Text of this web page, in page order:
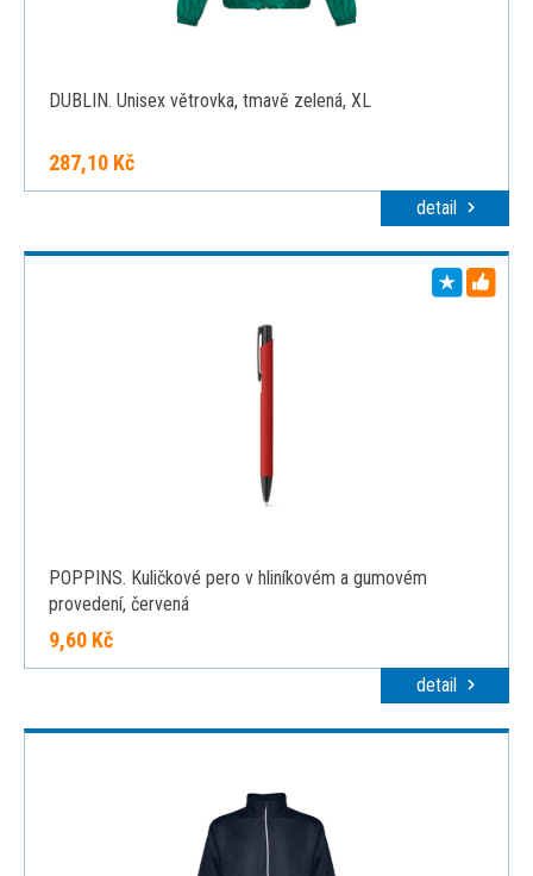
DUBLIN. Unisex větrovka, tmavě zelená, XL
287,10 Kč
detail
POPPINS. Kuličkové pero v hliníkovém a gumovém
provedení, červená
9,60 Kč
detail